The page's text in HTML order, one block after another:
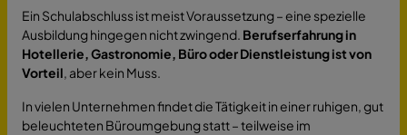
Ein Schulabschluss ist meist Voraussetzung – eine spezielle
Ausbildung hingegen nicht zwingend. Berufserfahrung in
Hotellerie, Gastronomie, Büro oder Dienstleistung ist von
Vorteil, aber kein Muss.
In vielen Unternehmen findet die Tätigkeit in einer ruhigen, gut
beleuchteten Büroumgebung statt – teilweise im